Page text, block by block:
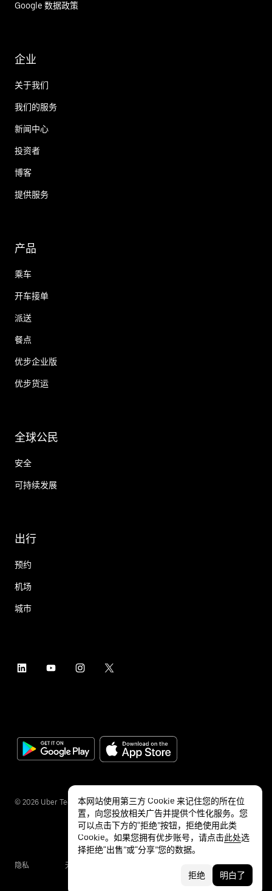
Google 数据政策
企业
关于我们
我们的服务
新闻中心
投资者
博客
提供服务
产品
乘车
开车接单
派送
餐点
优步企业版
优步货运
全球公民
安全
可持续发展
出行
预约
机场
城市
© 2026 Uber Technologies Inc.
隐私 无障碍服务
本网站使用第三方 Cookie 来记住您的所在位
置，向您投放相关广告并提供个性化服务。您
可以点击下方的“拒绝”按钮，拒绝使用此类
Cookie。如果您拥有优步账号，请点击此处选
择拒绝“出售”或“分享”您的数据。
拒绝 明白了